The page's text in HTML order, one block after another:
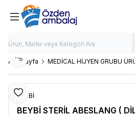
Ana Sayfa MEDİCAL HİJYEN GRUBU
Favoriye Ekle
Paylaş
BEYBİ
​BEYBİ STERİL ABESLANG (